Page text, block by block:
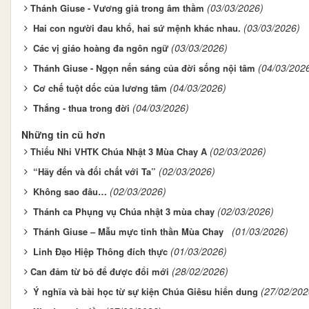
​​​​​​​Thánh Giuse - Vương giả trong âm thầm (03/03/2026)
Hai con người đau khổ, hai sứ mệnh khác nhau. (03/03/2026)
Các vị giáo hoàng đa ngôn ngữ (03/03/2026)
Thánh Giuse - Ngọn nến sáng của đời sống nội tâm (04/03/
Cơ chế tuột dốc của lương tâm (04/03/2026)
Thắng - thua trong đời (04/03/2026)
Những tin cũ hơn
​​​​​​​Thiếu Nhi VHTK Chúa Nhật 3 Mùa Chay A (02/03/2026)
“Hãy đến và đối chất với Ta” (02/03/2026)
Không sao đâu… (02/03/2026)
Thánh ca Phụng vụ Chúa nhật 3 mùa chay (02/03/2026)
Thánh Giuse – Mẫu mực tinh thần Mùa Chay (01/03/2026)
Linh Đạo Hiệp Thông đích thực (01/03/2026)
​​​​​​​Can đảm từ bỏ để được đổi mới (28/02/2026)
Ý nghĩa và bài học từ sự kiện Chúa Giêsu hiển dung (27/02/